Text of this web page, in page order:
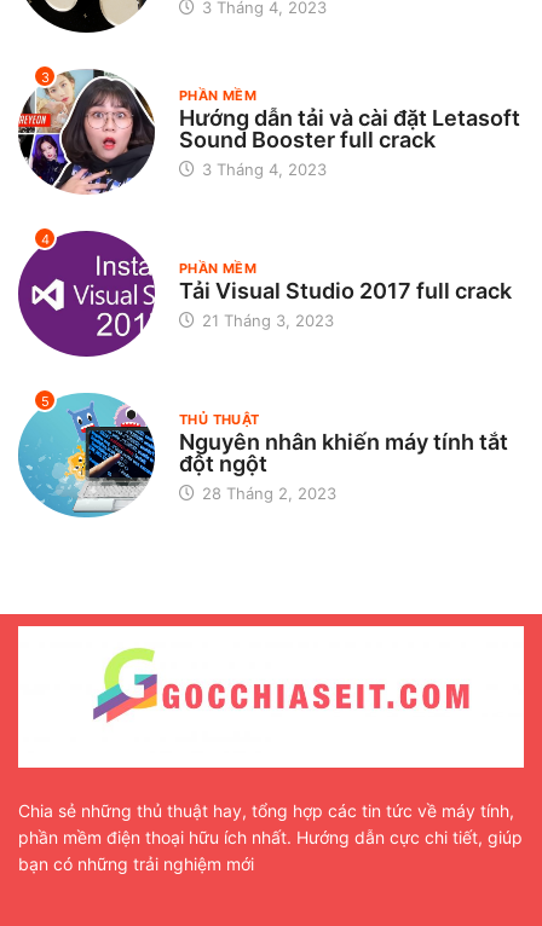
3 Tháng 4, 2023
3
PHẦN MỀM
Hướng dẫn tải và cài đặt Letasoft
Sound Booster full crack
3 Tháng 4, 2023
4
PHẦN MỀM
Tải Visual Studio 2017 full crack
21 Tháng 3, 2023
5
THỦ THUẬT
Nguyên nhân khiến máy tính tắt
đột ngột
28 Tháng 2, 2023
Chia sẻ những thủ thuật hay, tổng hợp các tin tức về máy tính,
phần mềm điện thoại hữu ích nhất. Hướng dẫn cực chi tiết, giúp
bạn có những trải nghiệm mới